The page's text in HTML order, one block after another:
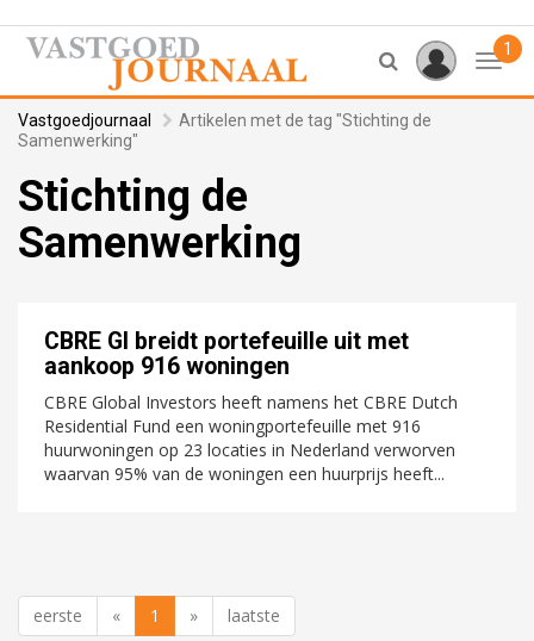
1
Vastgoedjournaal
Artikelen met de tag "Stichting de
Samenwerking"
Stichting de
Samenwerking
CBRE GI breidt portefeuille uit met
aankoop 916 woningen
CBRE Global Investors heeft namens het CBRE Dutch
Residential Fund een woningportefeuille met 916
huurwoningen op 23 locaties in Nederland verworven
waarvan 95% van de woningen een huurprijs heeft...
eerste « 1 » laatste